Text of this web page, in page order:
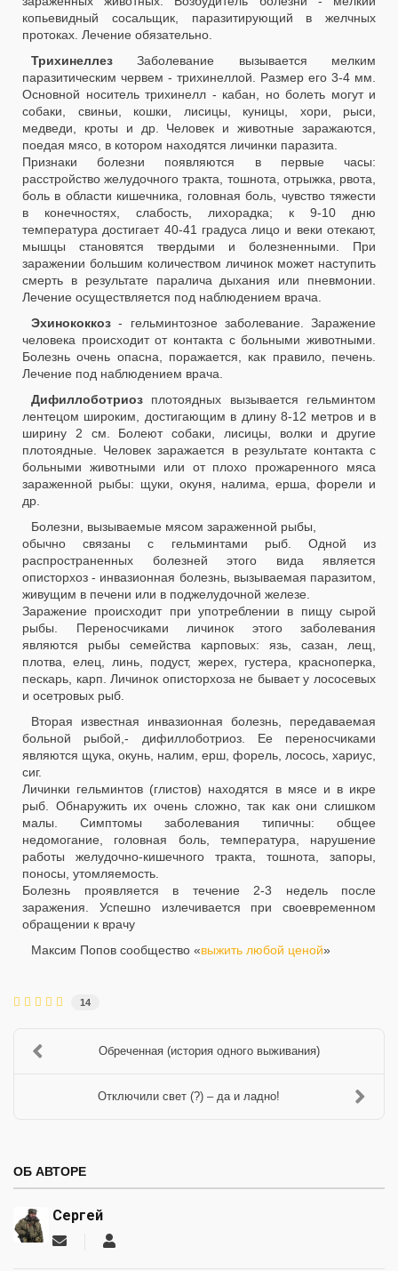
копьевидный сосальщик, паразитирующий в желчных
протоках. Лечение обязательно.
Трихинеллез Заболевание вызывается мелким
паразитическим червем - трихинеллой. Размер его 3-4 мм.
Основной носитель трихинелл - кабан, но болеть могут и
собаки, свиньи, кошки, лисицы, куницы, хори, рыси,
медведи, кроты и др. Человек и животные заражаются,
поедая мясо, в котором находятся личинки паразита.
Признаки болезни появляются в первые часы:
расстройство желудочного тракта, тошнота, отрыжка, рвота,
боль в области кишечника, головная боль, чувство тяжести
в конечностях, слабость, лихорадка; к 9-10 дню
температура достигает 40-41 градуса лицо и веки отекают,
мышцы становятся твердыми и болезненными. При
заражении большим количеством личинок может наступить
смерть в результате паралича дыхания или пневмонии.
Лечение осуществляется под наблюдением врача.
Эхинококкоз - гельминтозное заболевание. Заражение
человека происходит от контакта с больными животными.
Болезнь очень опасна, поражается, как правило, печень.
Лечение под наблюдением врача.
Дифиллоботриоз плотоядных вызывается гельминтом
лентецом широким, достигающим в длину 8-12 метров и в
ширину 2 см. Болеют собаки, лисицы, волки и другие
плотоядные. Человек заражается в результате контакта с
больными животными или от плохо прожаренного мяса
зараженной рыбы: щуки, окуня, налима, ерша, форели и
др.
Болезни, вызываемые мясом зараженной рыбы,
обычно связаны с гельминтами рыб. Одной из
распространенных болезней этого вида является
описторхоз - инвазионная болезнь, вызываемая паразитом,
живущим в печени или в поджелудочной железе.
Заражение происходит при употреблении в пищу сырой
рыбы. Переносчиками личинок этого заболевания
являются рыбы семейства карповых: язь, сазан, лещ,
плотва, елец, линь, подуст, жерех, густера, красноперка,
пескарь, карп. Личинок описторхоза не бывает у лососевых
и осетровых рыб.
Вторая известная инвазионная болезнь, передаваемая
больной рыбой,- дифиллоботриоз. Ее переносчиками
являются щука, окунь, налим, ерш, форель, лосось, хариус,
сиг.
Личинки гельминтов (глистов) находятся в мясе и в икре
рыб. Обнаружить их очень сложно, так как они слишком
малы. Симптомы заболевания типичны: общее
недомогание, головная боль, температура, нарушение
работы желудочно-кишечного тракта, тошнота, запоры,
поносы, утомляемость.
Болезнь проявляется в течение 2-3 недель после
заражения. Успешно излечивается при своевременном
обращении к врачу
Максим Попов сообщество «выжить любой ценой»
14
Обреченная (история одного выживания)
Отключили свет (?) – да и ладно!
ОБ АВТОРЕ
Сергей
Подписаться